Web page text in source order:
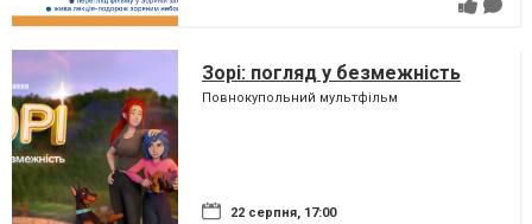
Зорі: погляд у безмежність
Повнокупольний мультфільм
22 серпня, 17:00